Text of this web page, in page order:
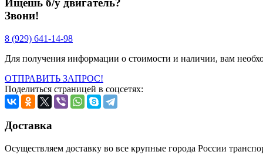
Ищешь б/у двигатель?
Звони!
8 (929) 641-14-98
Для получения информации о стоимости и наличии, вам
ОТПРАВИТЬ ЗАПРОС!
Поделиться страницей в соцсетях:
Доставка
Осуществляем доставку во все крупные города России